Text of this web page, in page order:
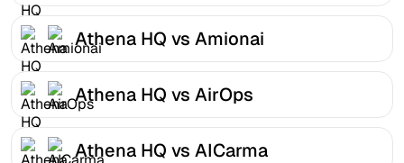
Athena HQ vs Amionai
Athena HQ vs AirOps
Athena HQ vs AICarma